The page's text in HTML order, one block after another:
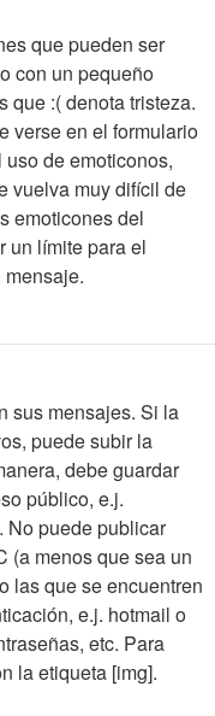
que pueden ser
con un pequeño
que :( denota tristeza.
verse en el formulario
de emoticonos,
vuelva muy difícil de
emoticones del
un límite para el
sus mensajes. Si la
puede subir la
debe guardar
público, e.j.
No puede publicar
(a menos que sea un
las que se encuentren
e.j. hotmail o
etc. Para
la etiqueta [img].